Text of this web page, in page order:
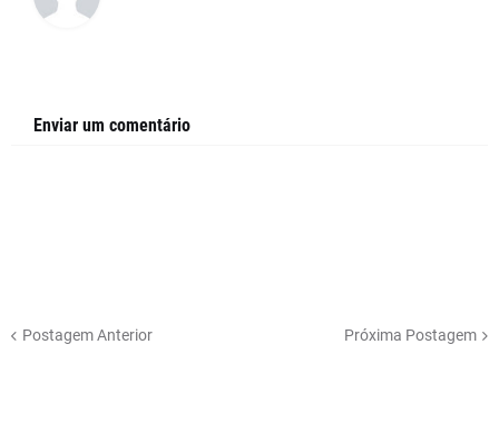
Enviar um comentário
Postagem Anterior Próxima Postagem